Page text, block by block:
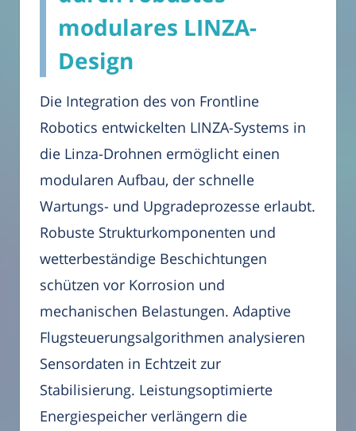
modulares LINZA-
Design
Die Integration des von Frontline
Robotics entwickelten LINZA-Systems in
die Linza-Drohnen ermöglicht einen
modularen Aufbau, der schnelle
Wartungs- und Upgradeprozesse erlaubt.
Robuste Strukturkomponenten und
wetterbeständige Beschichtungen
schützen vor Korrosion und
mechanischen Belastungen. Adaptive
Flugsteuerungsalgorithmen analysieren
Sensordaten in Echtzeit zur
Stabilisierung. Leistungsoptimierte
Energiespeicher verlängern die